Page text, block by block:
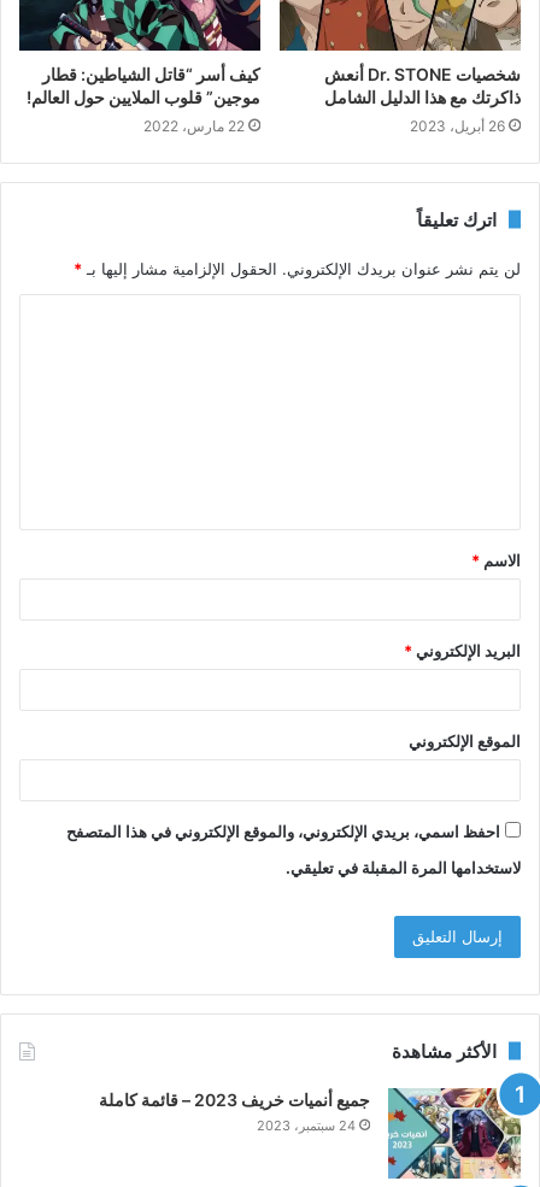
شخصيات Dr. STONE أنعش
ذاكرتك مع هذا الدليل الشامل
26 أبريل، 2023
كيف أسر “قاتل الشياطين: قطار
موجين” قلوب الملايين حول العالم!
22 مارس، 2022
اترك تعليقاً
لن يتم نشر عنوان بريدك الإلكتروني. الحقول الإلزامية مشار إليها بـ *
ق
*
الاسم *
البريد الإلكتروني*
الموقع الإلكتروني
احفظ اسمي، بريدي الإلكتروني، والموقع الإلكتروني في هذا المتصفح
لاستخدامها المرة المقبلة في تعليقي.
الأكثر مشاهدة
جميع أنميات خريف 2023 – قائمة كاملة
24 سبتمبر، 2023